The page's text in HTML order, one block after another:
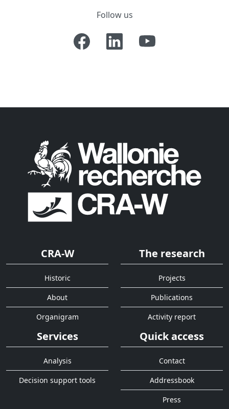
Follow us
CRA-W
Historic
About
Organigram
The research
Projects
Publications
Activity report
Services
Analysis
Decision support tools
Quick access
Contact
Addressbook
Press